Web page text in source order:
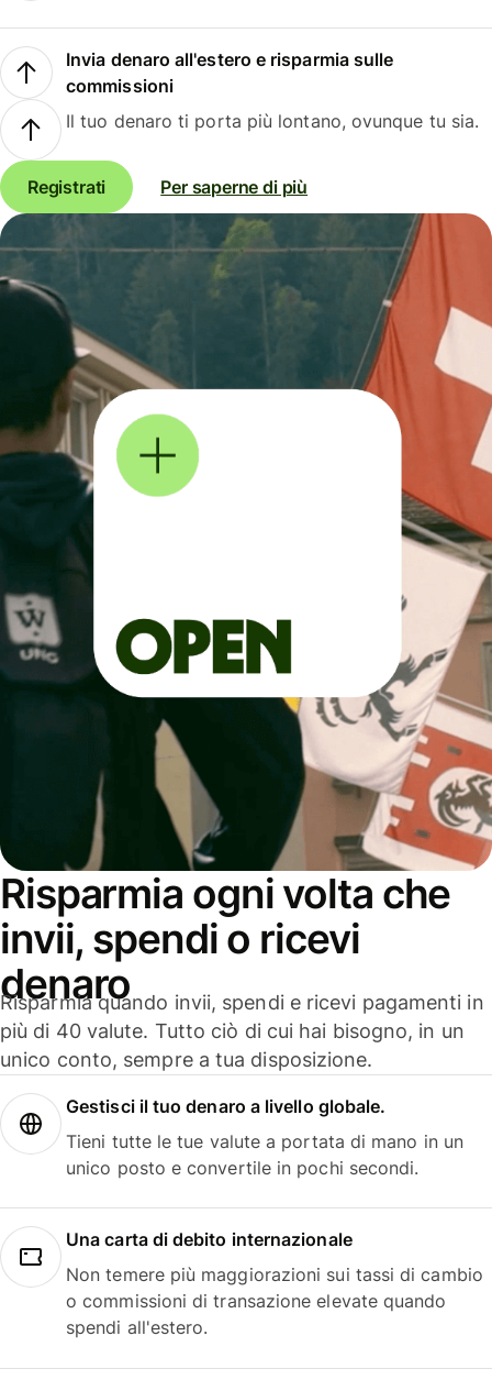
Invia denaro all'estero e risparmia sulle
commissioni
Il tuo denaro ti porta più lontano, ovunque tu sia.
Registrati Per saperne di più
Risparmia ogni volta che
invii, spendi o ricevi
denaro
Risparmia quando invii, spendi e ricevi pagamenti in
più di 40 valute. Tutto ciò di cui hai bisogno, in un
unico conto, sempre a tua disposizione.
Gestisci il tuo denaro a livello globale.
Tieni tutte le tue valute a portata di mano in un
unico posto e convertile in pochi secondi.
Una carta di debito internazionale
Non temere più maggiorazioni sui tassi di cambio
o commissioni di transazione elevate quando
spendi all'estero.